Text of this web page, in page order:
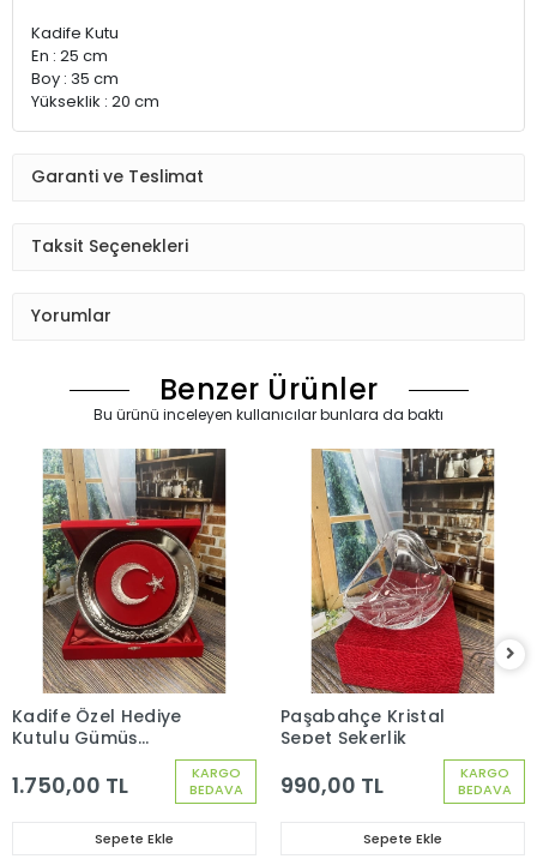
Kadife Kutu
En : 25 cm
Boy : 35 cm
Yükseklik : 20 cm
Garanti ve Teslimat
Taksit Seçenekleri
Yorumlar
Benzer Ürünler
Bu ürünü inceleyen kullanıcılar bunlara da baktı
KARGO
BEDAVA
Kadife Özel Hediye
Kutulu Gümüş
Filografi Ay Yıldız Obje
25 cm
1.750,00 TL
Sepete Ekle
KARGO
BEDAVA
Paşabahçe Kristal
Sepet Şekerlik
990,00 TL
Sepete Ekle